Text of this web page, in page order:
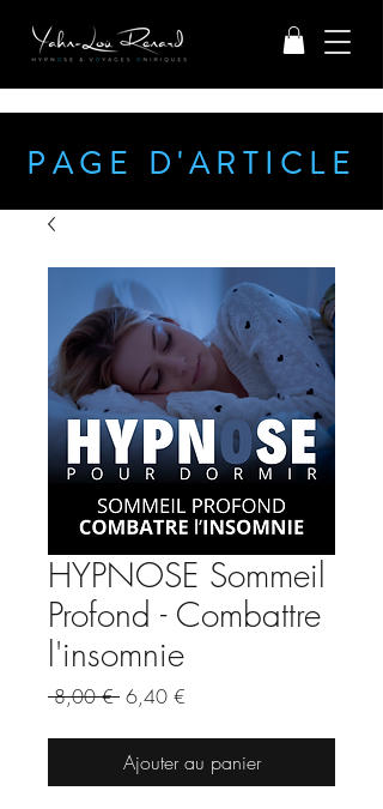
PAGE D'ARTICLE
HYPNOSE Sommeil
Profond - Combattre
l'insomnie
8,00 € Prix
6,40 €
Ajouter au panier